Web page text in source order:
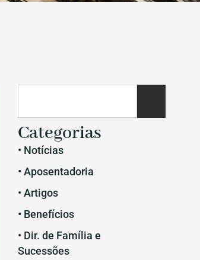
Categorias
• Notícias
• Aposentadoria
• Artigos
• Benefícios
• Dir. de Família e
Sucessões